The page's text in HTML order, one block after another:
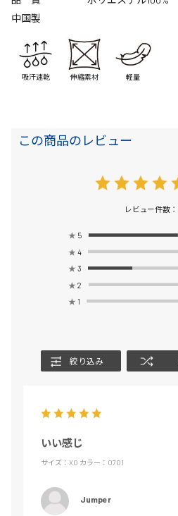
中国製
吸汗速乾 伸縮素材 軽量
この商品のレビュー
レビュー件数：
★ 5
★ 4
★ 3
★ 2
★ 1
絞り込み
いい感じ
サイズ：XO カラー：0701
Jumper